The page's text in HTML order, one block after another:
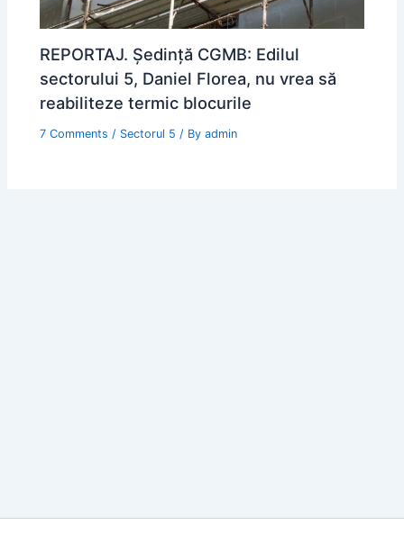
REPORTAJ. Ședință CGMB: Edilul
sectorului 5, Daniel Florea, nu vrea să
reabiliteze termic blocurile
7 Comments / Sectorul 5 / Byadmin